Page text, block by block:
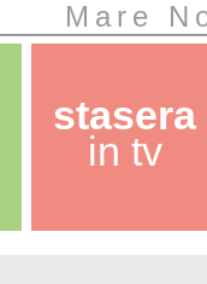
Mare
stasera
in tv